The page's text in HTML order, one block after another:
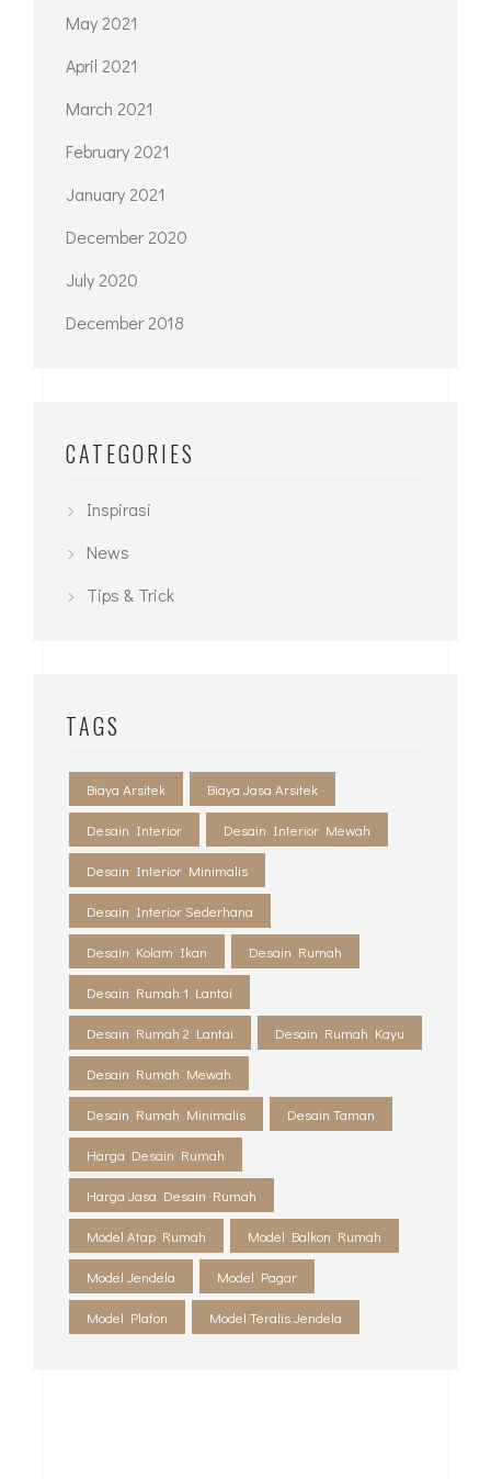
May 2021
April 2021
March 2021
February 2021
January 2021
December 2020
July 2020
December 2018
CATEGORIES
Inspirasi
News
Tips & Trick
TAGS
Biaya Arsitek Biaya Jasa Arsitek
Desain Interior Desain Interior Mewah
Desain Interior Minimalis
Desain Interior Sederhana
Desain Kolam Ikan Desain Rumah
Desain Rumah 1 Lantai
Desain Rumah 2 Lantai Desain Rumah Kayu
Desain Rumah Mewah
Desain Rumah Minimalis Desain Taman
Harga Desain Rumah
Harga Jasa Desain Rumah
Model Atap Rumah Model Balkon Rumah
Model Jendela Model Pagar
Model Plafon Model Teralis Jendela